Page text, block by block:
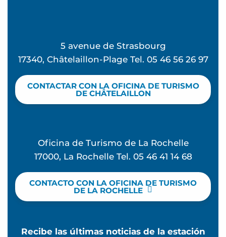
5 avenue de Strasbourg
17340, Châtelaillon-Plage Tel. 05 46 56 26 97
CONTACTAR CON LA OFICINA DE TURISMO
DE CHÂTELAILLON
Oficina de Turismo de La Rochelle
17000, La Rochelle Tel. 05 46 41 14 68
CONTACTO CON LA OFICINA DE TURISMO
DE LA ROCHELLE
Recibe las últimas noticias de la estación